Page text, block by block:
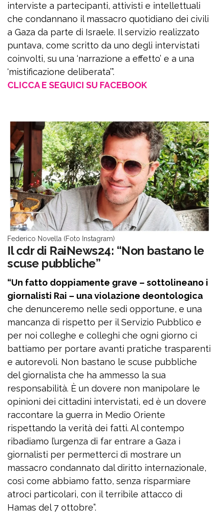
interviste a partecipanti, attivisti e intellettuali
che condannano il massacro quotidiano dei civili
a Gaza da parte di Israele. Il servizio realizzato
puntava, come scritto da uno degli intervistati
coinvolti, su una ‘narrazione a effetto’ e a una
‘mistificazione deliberata’”.
CLICCA E SEGUICI SU FACEBOOK
Federico Novella (Foto Instagram)
Il cdr di RaiNews24: “Non bastano le
scuse pubbliche”
“Un fatto doppiamente grave – sottolineano i
giornalisti Rai – una violazione deontologica
che denunceremo nelle sedi opportune, e una
mancanza di rispetto per il Servizio Pubblico e
per noi colleghe e colleghi che ogni giorno ci
battiamo per portare avanti pratiche trasparenti
e autorevoli. Non bastano le scuse pubbliche
del giornalista che ha ammesso la sua
responsabilità. È un dovere non manipolare le
opinioni dei cittadini intervistati, ed è un dovere
raccontare la guerra in Medio Oriente
rispettando la verità dei fatti. Al contempo
ribadiamo l’urgenza di far entrare a Gaza i
giornalisti per permetterci di mostrare un
massacro condannato dal diritto internazionale,
così come abbiamo fatto, senza risparmiare
atroci particolari, con il terribile attacco di
Hamas del 7 ottobre”.